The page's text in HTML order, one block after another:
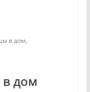
в дом,
дом